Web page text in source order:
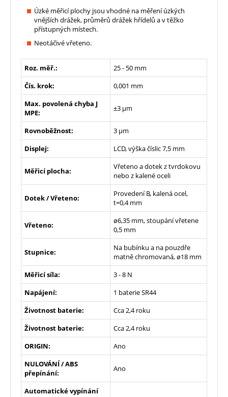
Úzké měřicí plochy jsou vhodné na měření úzkých
vnějších drážek, průměrů drážek hřídelů a v těžko
přístupných místech.
Neotáčivé vřeteno.
Roz. měř.:
25 - 50 mm
Čís. krok:
0,001 mm
Max. povolená chyba J
MPE:
±3 µm
Rovnoběžnost:
3 µm
Displej:
LCD, výška číslic 7,5 mm
Měřicí plocha:
Vřeteno a dotek z tvrdokovu
nebo z kalené oceli
Dotek / Vřeteno:
Provedení B, kalená ocel,
t=0,4 mm
Vřeteno:
ø6,35 mm, stoupání vřetene
0,5 mm
Stupnice:
Na bubínku a na pouzdře
matně chromovaná, ø18 mm
Měřicí síla:
3 - 8 N
Napájení:
1 baterie SR44
Životnost baterie:
Cca 2,4 roku
Životnost baterie:
Cca 2,4 roku
ORIGIN:
Ano
NULOVÁNÍ / ABS
přepínání:
Ano
Automatické vypínání